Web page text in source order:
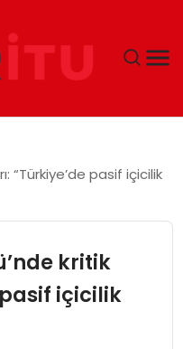
“Türkiye’de pasif içicilik
kritik
pasif içicilik